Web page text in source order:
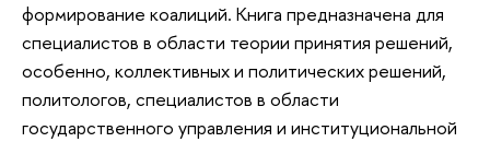
формирование коалиций. Книга предназначена для
специалистов в области теории принятия решений,
особенно, коллективных и политических решений,
политологов, специалистов в области
государственного управления и институциональной